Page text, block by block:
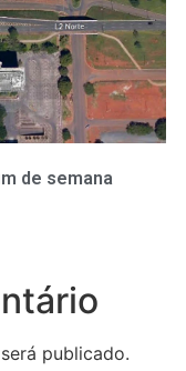
de semana
publicado.